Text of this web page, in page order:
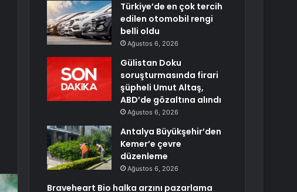
Türkiye’de en çok tercih
edilen otomobil rengi
belli oldu
Ağustos 6, 2026
Gülistan Doku
soruşturmasında firari
şüpheli Umut Altaş,
ABD’de gözaltına alındı
Ağustos 6, 2026
Antalya Büyükşehir’den
Kemer’e çevre
düzenleme
Ağustos 6, 2026
Braveheart Bio halka arzını pazarlama